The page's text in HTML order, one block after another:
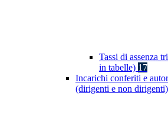
Tassi di assenza
in tabelle) 17
Incarichi conferiti e
(dirigenti e non dirigenti)